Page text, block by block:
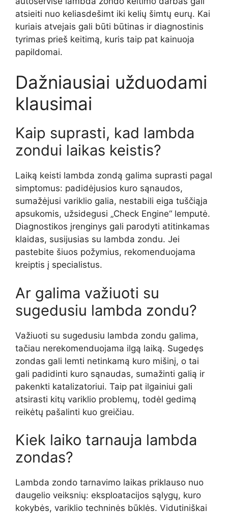
atsieiti nuo keliasdešimt iki kelių šimtų eurų. Kai
kuriais atvejais gali būti būtinas ir diagnostinis
tyrimas prieš keitimą, kuris taip pat kainuoja
papildomai.
Dažniausiai užduodami
klausimai
Kaip suprasti, kad lambda
zondui laikas keistis?
Laiką keisti lambda zondą galima suprasti pagal
simptomus: padidėjusios kuro sąnaudos,
sumažėjusi variklio galia, nestabili eiga tuščiąja
apsukomis, užsidegusi „Check Engine“ lemputė.
Diagnostikos įrenginys gali parodyti atitinkamas
klaidas, susijusias su lambda zondu. Jei
pastebite šiuos požymius, rekomenduojama
kreiptis į specialistus.
Ar galima važiuoti su
sugedusiu lambda zondu?
Važiuoti su sugedusiu lambda zondu galima,
tačiau nerekomenduojama ilgą laiką. Sugedęs
zondas gali lemti netinkamą kuro mišinį, o tai
gali padidinti kuro sąnaudas, sumažinti galią ir
pakenkti katalizatoriui. Taip pat ilgainiui gali
atsirasti kitų variklio problemų, todėl gedimą
reikėtų pašalinti kuo greičiau.
Kiek laiko tarnauja lambda
zondas?
Lambda zondo tarnavimo laikas priklauso nuo
daugelio veiksnių: eksploatacijos sąlygų, kuro
kokybės, variklio techninės būklės. Vidutiniškai